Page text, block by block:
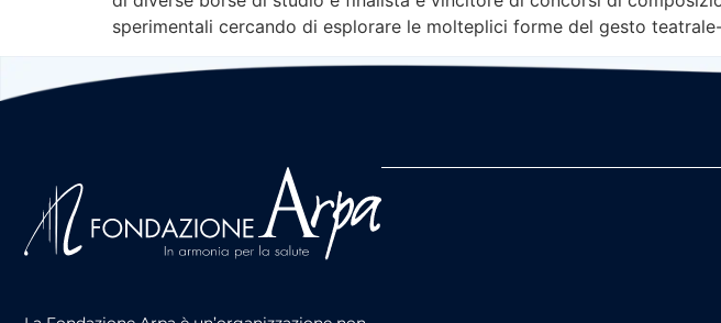
sperimentali cercando di esplorare le molteplici forme del gesto